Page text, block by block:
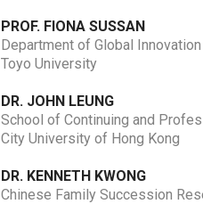
PROF. FIONA SUSSAN
Department of Global
Toyo University
DR. JOHN LEUNG
School of Continuing and
City University of Hong Kong
DR. KENNETH KWONG
Chinese Family Succession